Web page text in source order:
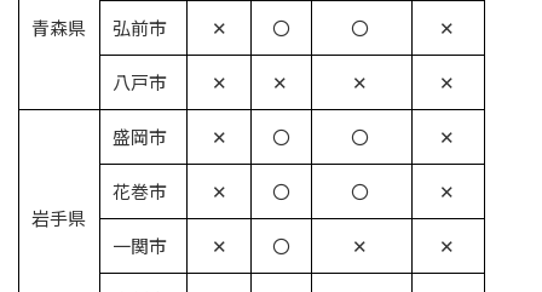
青森県 弘前市 ✕ 〇 〇 ✕
八戸市 ✕ ✕ ✕ ✕
岩手県
盛岡市 ✕ 〇 〇 ✕
花巻市 ✕ 〇 〇 ✕
一関市 ✕ 〇 ✕ ✕